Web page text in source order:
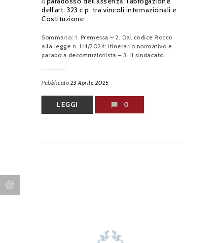
dell’art. 323 c.p. tra vincoli internazionali e
Costituzione
Sommario: 1. Premessa – 2. Dal codice Rocco
alla legge n. 114/2024: itinerario normativo e
parabola decostruzionista – 3. Il sindacato...
Pubblicato 23 Aprile 2025
LEGGI 0